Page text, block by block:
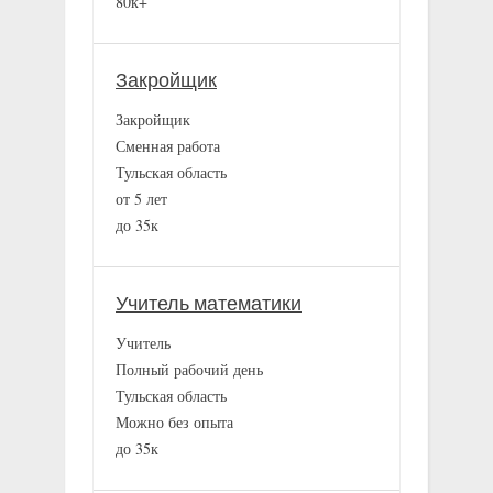
Закройщик
Закройщик
Сменная работа
Тульская область
от 5 лет
до 35к
Учитель математики
Учитель
Полный рабочий день
Тульская область
Можно без опыта
до 35к